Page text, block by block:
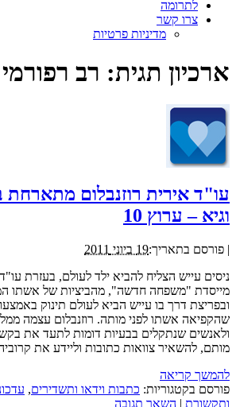
לתרומה
צרו קשר
מדיניות פרטיות
ארכיון תגית: רב רפורמי
עו"ד אירית רוזנבלום מתארחת
וגיא – ערוץ 10
| פורסם בתאריך:19 ביוני 2011
ניסים עייש הצליח להביא ילד לעולם, בעזרת עו"ד
מייסדת "משפחה חדשה", מהביציות של אשתו
ובפריצת דרך בו עייש הביא לעולם תינוק
שהקפיאה אשתו לפני מותה. רוזנבלום עצמה
ולאנשים שנתקלים בבעיות דומות לתעד את
מותם, להשאיר צוואות כתובות וליידע את
להמשך קריאה
פורסם בקטגוריות: כתבות וידאו ותשדירים,
ותקשורת | השאר תגובה